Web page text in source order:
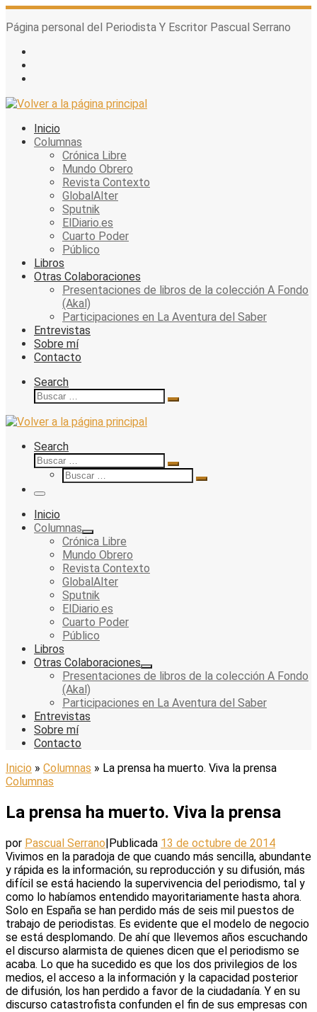
Skip
to
Página personal del Periodista Y Escritor Pascual Serrano
Inicio
Columnas
Crónica Libre
Mundo Obrero
Revista Contexto
GlobalAlter
Sputnik
ElDiario.es
Cuarto Poder
Público
Libros
Otras Colaboraciones
Presentaciones de libros de la colección A Fondo
(Akal)
Participaciones en La Aventura del Saber
Entrevistas
Sobre mí
Contacto
Search
Buscar
Buscar
Search
Buscar
Buscar
…
Buscar
Buscar
Menu
Inicio
Columnas
Crónica Libre
Mundo Obrero
Revista Contexto
GlobalAlter
Sputnik
ElDiario.es
Cuarto Poder
Público
Libros
Otras Colaboraciones
Presentaciones de libros de la colección A Fondo
(Akal)
Participaciones en La Aventura del Saber
Entrevistas
Sobre mí
Contacto
Inicio » Columnas » La prensa ha muerto. Viva la prensa
Columnas
La prensa ha muerto. Viva la prensa
por Pascual Serrano|Publicada 13 de octubre de 2014
Vivimos en la paradoja de que cuando más sencilla, abundante
y rápida es la información, su reproducción y su difusión, más
difícil se está haciendo la supervivencia del periodismo, tal y
como lo habíamos entendido mayoritariamente hasta ahora.
Solo en España se han perdido más de seis mil puestos de
trabajo de periodistas. Es evidente que el modelo de negocio
se está desplomando. De ahí que llevemos años escuchando
el discurso alarmista de quienes dicen que el periodismo se
acaba. Lo que ha sucedido es que los dos privilegios de los
medios, el acceso a la información y la capacidad posterior
de difusión, los han perdido a favor de la ciudadanía. Y en su
discurso catastrofista confunden el fin de sus empresas con